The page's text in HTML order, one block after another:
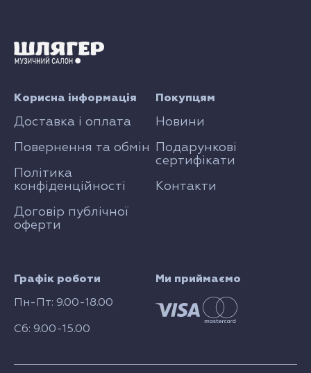
Графік роботи
Пн-Пт: 9.00-18.00
Сб: 9.00-15.00
Покупцям
Новини
Подарункові
сертифікати
Контакти
Корисна інформація
Доставка і оплата
Повернення та обмін
Політика
конфіденційності
Договір публічної
оферти
Ми приймаємо